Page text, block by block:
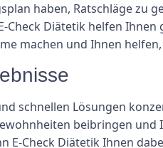
haben, Ratschläge
Check Diätetik helfen
machen und Ihnen
schnellen Lösungen
beibringen
E-Check Diätetik Ihnen